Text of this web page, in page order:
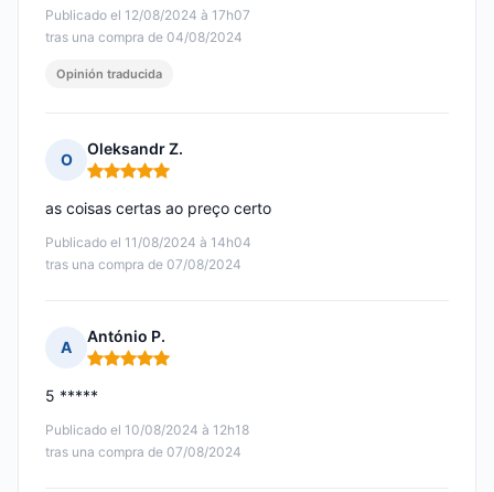
Publicado el 12/08/2024 à 17h07
tras una compra de 04/08/2024
Opinión traducida
O
Oleksandr Z.
Nota: 5 de 5
Publicado el 11/08/2024 à 14h04
tras una compra de 07/08/2024
as coisas certas ao preço certo
A
António P.
Nota: 5 de 5
Publicado el 10/08/2024 à 12h18
tras una compra de 07/08/2024
5 *****